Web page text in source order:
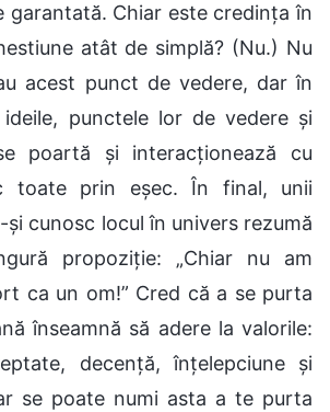
garantată. Chiar este credința în
atât de simplă? (Nu.) Nu
acest punct de vedere, dar în
punctele lor de vedere și
poartă și interacționează cu
toate prin eșec. În final, unii
și cunosc locul în univers rezumă
propoziție: „Chiar nu am
ca un om!” Cred că a se purta
înseamnă să adere la valorile:
decență, înțelepciune și
se poate numi asta a te purta